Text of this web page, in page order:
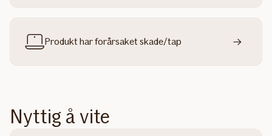
Produkt har forårsaket skade/tap
Nyttig å vite